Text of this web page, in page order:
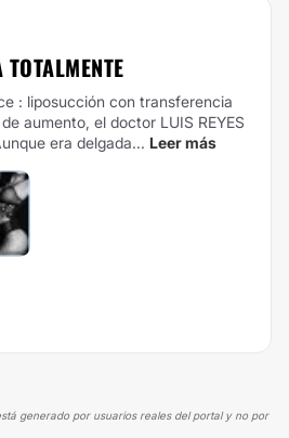
: liposucción con transferencia
aumento, el doctor LUIS REYES
era delgada... Leer más
generado por usuarios reales del portal y no por